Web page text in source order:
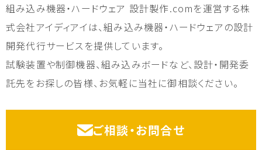
組み込み機器・ハードウェア 設計製作.comを運営する株
式会社アイディアイは、組み込み機器・ハードウェアの設計
開発代行サービスを提供しています。
試験装置や制御機器、組み込みボードなど、設計・開発委
託先をお探しの皆様、お気軽に当社に御相談ください。
ご相談・お問合せ